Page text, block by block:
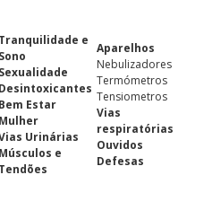
Tranquilidade e
Sono
Sexualidade
Desintoxicantes
Bem Estar
Mulher
Urinárias
Músculos e
Tendões
Aparelhos
Nebulizadores
Termómetros
Tensiometros
Vias
respiratórias
Ouvidos
Defesas